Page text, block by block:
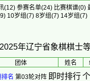
(12) 参赛名单(24) 比赛棋谱(0)
10岁组(7) 8岁组(7) 14岁组(7)
2025年辽宁省象棋棋士
团体 姓名
排名 第03轮对阵 即时排行